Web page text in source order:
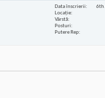
Data înscrierii
6th
Locaţie
Vârstă
Posturi
Putere Rep